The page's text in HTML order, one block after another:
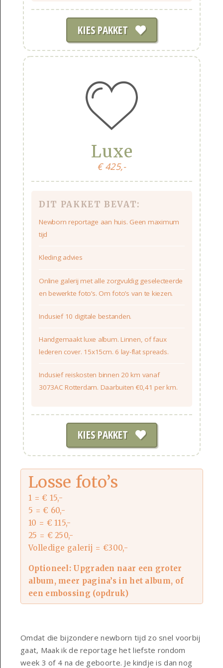
KIES PAKKET
Luxe
€ 425,-
DIT PAKKET BEVAT:
Newborn reportage aan huis. Geen maximum
tijd
Kleding advies
Online galerij met alle zorgvuldig geselecteerde
en bewerkte foto’s. Om foto’s van te kiezen.
Inclusief 10 digitale bestanden.
Handgemaakt luxe album. Linnen, of faux
lederen cover. 15x15cm. 6 lay-flat spreads.
Inclusief reiskosten binnen 20 km vanaf
3073AC Rotterdam. Daarbuiten €0,41 per km.
KIES PAKKET
Losse foto’s
1 = € 15,-
5 = € 60,-
10 = € 115,-
25 = € 250,-
Volledige galerij = €300,-
Optioneel: Upgraden naar een groter
album, meer pagina’s in het album, of
een embossing (opdruk)
Omdat die bijzondere newborn tijd zo snel voorbij
gaat, Maak ik de reportage het liefste rondom
week 3 of 4 na de geboorte. Je kindje is dan nog